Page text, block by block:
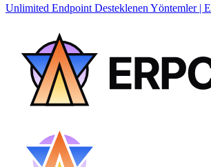
Unlimited Endpoint Desteklenen Yöntemler |